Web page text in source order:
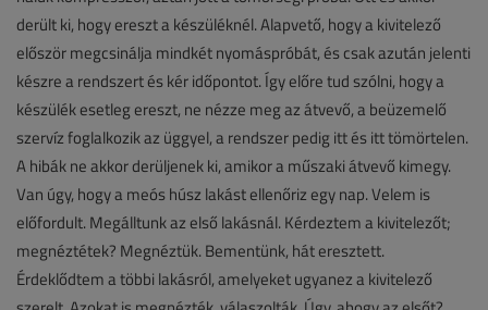
derült ki, hogy ereszt a készüléknél. Alapvető, hogy a kivitelező
először megcsinálja mindkét nyomáspróbát, és csak azután jelenti
készre a rendszert és kér időpontot. Így előre tud szólni, hogy a
készülék esetleg ereszt, ne nézze meg az átvevő, a beüzemelő
szervíz foglalkozik az üggyel, a rendszer pedig itt és itt tömörtelen.
A hibák ne akkor derüljenek ki, amikor a műszaki átvevő kimegy.
Van úgy, hogy a meós húsz lakást ellenőriz egy nap. Velem is
előfordult. Megálltunk az első lakásnál. Kérdeztem a kivitelezőt;
megnéztétek? Megnéztük. Bementünk, hát eresztett.
Érdeklődtem a többi lakásról, amelyeket ugyanez a kivitelező